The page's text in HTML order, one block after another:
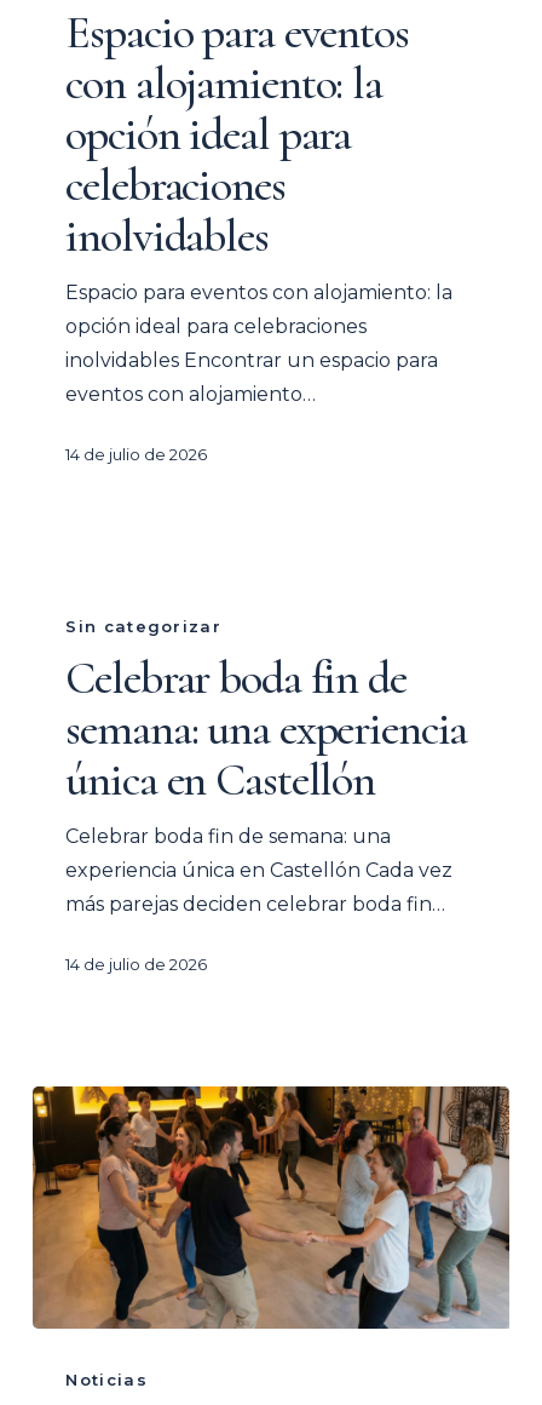
eventos
alojamiento:
opción
ideal
celebraciones
inolvidables
Espacio para eventos
con alojamiento: la
opción ideal para
celebraciones
inolvidables
Espacio para eventos con alojamiento: la
opción ideal para celebraciones
inolvidables Encontrar un espacio para
eventos con alojamiento…
14 de julio de 2026
boda
semana:
experiencia
única
Castellón
Sin categorizar
Celebrar boda fin de
semana: una experiencia
única en Castellón
Celebrar boda fin de semana: una
experiencia única en Castellón Cada vez
más parejas deciden celebrar boda fin…
14 de julio de 2026
paraNoticias